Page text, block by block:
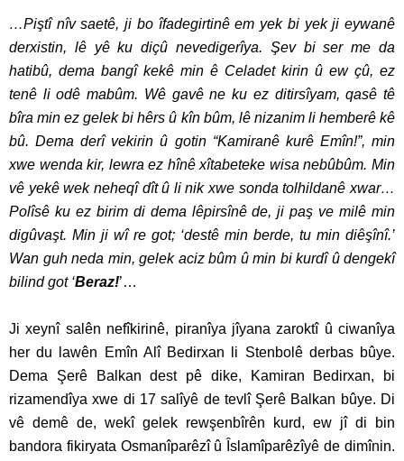
…Piştî nîv saetê, ji bo îfadegirtinê em yek bi yek ji eywanê
derxistin, lê yê ku diçû nevedigerîya. Şev bi ser me da
hatibû, dema bangî kekê min ê Celadet kirin û ew çû, ez
tenê li odê mabûm. Wê gavê ne ku ez ditirsîyam, qasê tê
bîra min ez gelek bi hêrs û kîn bûm, lê nizanim li hemberê kê
bû. Dema derî vekirin û gotin “Kamiranê kurê Emîn!”, min
xwe wenda kir, lewra ez hînê xîtabeteke wisa nebûbûm. Min
vê yekê wek neheqî dît û li nik xwe sonda tolhildanê xwar…
Polîsê ku ez birim di dema lêpirsînê de, ji paş ve milê min
digûvaşt. Min ji wî re got; ‘destê min berde, tu min diêşînî.’
Wan guh neda min, gelek aciz bûm û min bi kurdî û dengekî
bilind got ‘Beraz!’…
Ji xeynî salên nefîkirinê, piranîya jîyana zaroktî û ciwanîya
her du lawên Emîn Alî Bedirxan li Stenbolê derbas bûye.
Dema Şerê Balkan dest pê dike, Kamiran Bedirxan, bi
rizamendîya xwe di 17 salîyê de tevlî Şerê Balkan bûye. Di
vê demê de, wekî gelek rewşenbîrên kurd, ew jî di bin
bandora fikiryata Osmanîparêzî û Îslamîparêzîyê de dimînin.